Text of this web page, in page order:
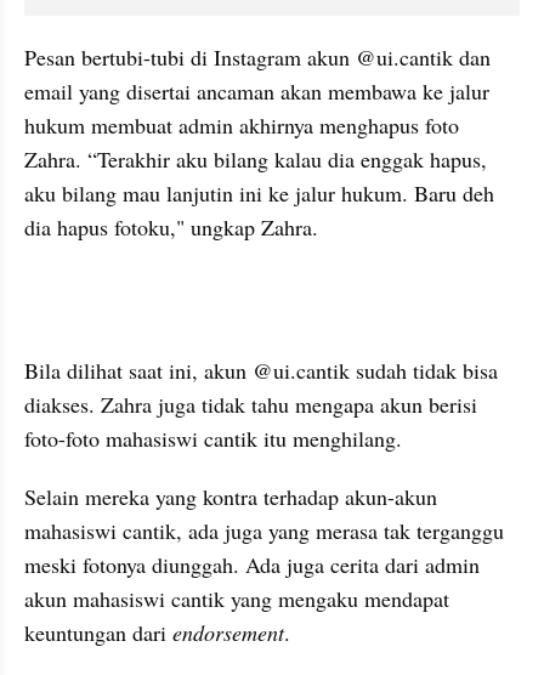
Pesan bertubi-tubi di Instagram akun @ui.cantik dan
email yang disertai ancaman akan membawa ke jalur
hukum membuat admin akhirnya menghapus foto
Zahra. “Terakhir aku bilang kalau dia enggak hapus,
aku bilang mau lanjutin ini ke jalur hukum. Baru deh
dia hapus fotoku," ungkap Zahra.
Bila dilihat saat ini, akun @ui.cantik sudah tidak bisa
diakses. Zahra juga tidak tahu mengapa akun berisi
foto-foto mahasiswi cantik itu menghilang.
Selain mereka yang kontra terhadap akun-akun
mahasiswi cantik, ada juga yang merasa tak terganggu
meski fotonya diunggah. Ada juga cerita dari admin
akun mahasiswi cantik yang mengaku mendapat
keuntungan dari endorsement.